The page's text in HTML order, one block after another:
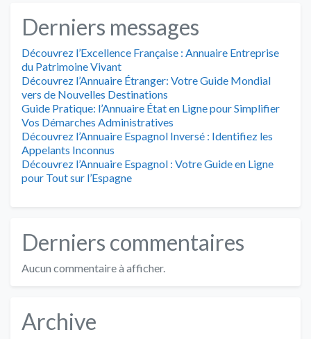
Derniers messages
Découvrez l’Excellence Française : Annuaire Entreprise
du Patrimoine Vivant
Découvrez l’Annuaire Étranger: Votre Guide Mondial
vers de Nouvelles Destinations
Guide Pratique: l’Annuaire État en Ligne pour Simplifier
Vos Démarches Administratives
Découvrez l’Annuaire Espagnol Inversé : Identifiez les
Appelants Inconnus
Découvrez l’Annuaire Espagnol : Votre Guide en Ligne
pour Tout sur l’Espagne
Derniers commentaires
Aucun commentaire à afficher.
Archive